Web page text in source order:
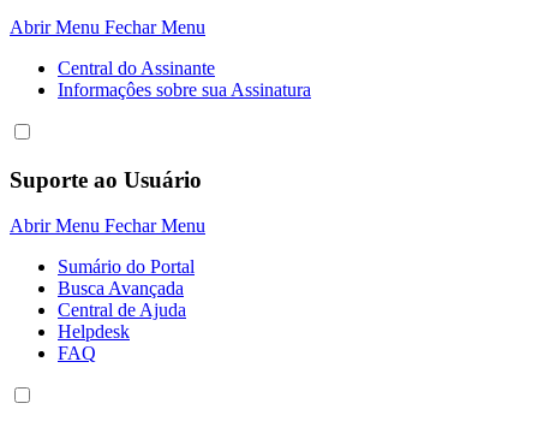
Abrir Menu Fechar Menu
Central do Assinante
Informaçôes sobre sua Assinatura
Suporte ao Usuário
Abrir Menu Fechar Menu
Sumário do Portal
Busca Avançada
Central de Ajuda
Helpdesk
FAQ